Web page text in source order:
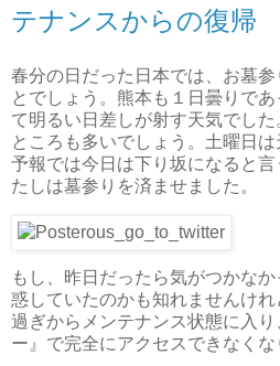
テナンスからの復帰
春分の日だった日本では、お墓
とでしょう。熊本も１日曇りで
て明るい日差しが射す天気でし
ところも多いでしょう。土曜日
予報では今日は下り坂になると
たしは墓参りを済ませました。
もし、昨日だったら気がつかな
惑していたのかも知れませんけ
過ぎからメンテナンス状態に入
ー』で完全にアクセスできなくな